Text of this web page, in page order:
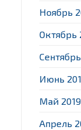
Ноябрь
Октябрь
Июнь
Май 2019
Апрель